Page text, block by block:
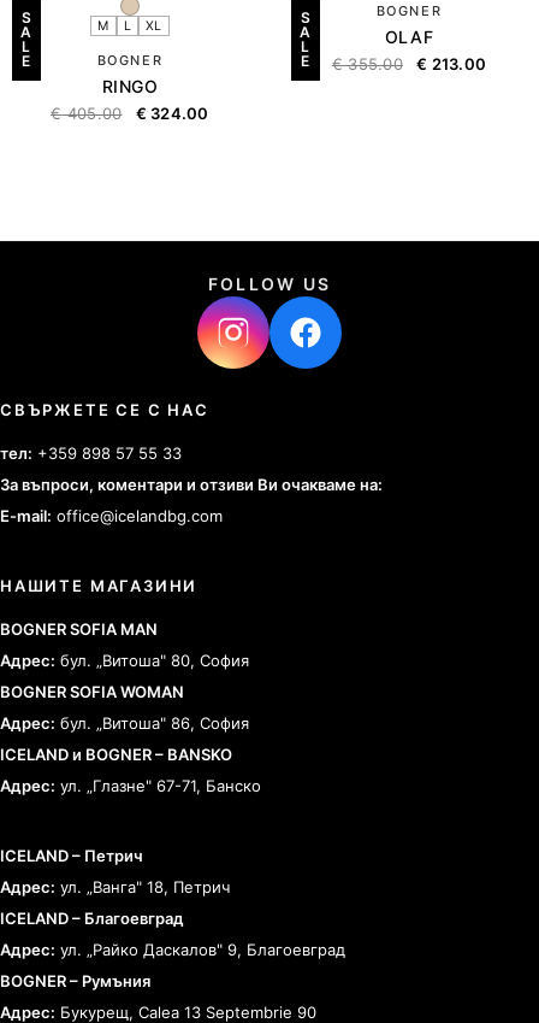
S
A
L
E
M L XL
BOGNER
RINGO
€405.00 € 324.00
S
A
L
E
BOGNER
OLAF
€355.00 € 213.00
FOLLOW US
СВЪРЖЕТЕ СЕ С НАС
тел: +359 898 57 55 33
За въпроси, коментари и отзиви Ви очакваме на:
E-mail: office@icelandbg.com
НАШИТЕ МАГАЗИНИ
BOGNER SOFIA MAN
Адрес: бул. „Витоша" 80, София
BOGNER SOFIA WOMAN
Адрес: бул. „Витоша" 86, София
ICELAND и BOGNER – BANSKO
Адрес: ул. „Глазне" 67-71, Банско
ICELAND – Петрич
Адрес: ул. „Ванга" 18, Петрич
ICELAND – Благоевград
Адрес: ул. „Райко Даскалов" 9, Благоевград
BOGNER – Румъния
Адрес: Букурещ, Calea 13 Septembrie 90